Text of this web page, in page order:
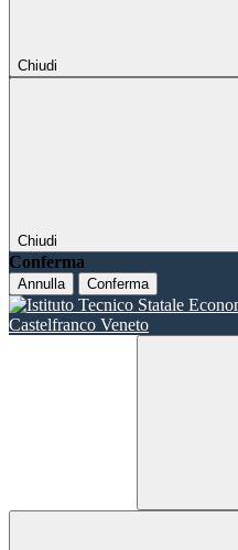
Chiudi
Chiudi
Conferma
Annulla Conferma